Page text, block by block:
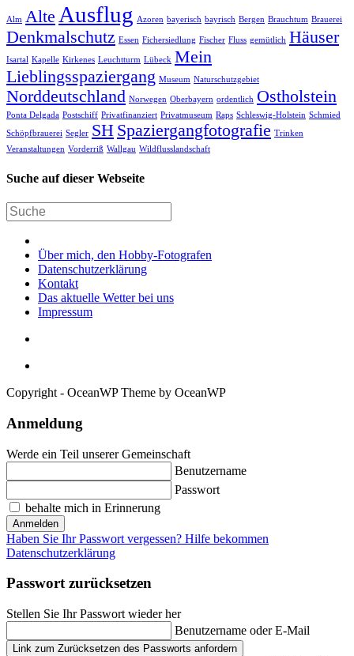
Alm Alte Ausflug Azoren bayerisch bayrisch Bergen Brauchtum Brauerei
Denkmalschutz Essen Fichersiedlung Fischer Fluss gemütlich Häuser
Isartal Kapelle Kirkenes Leuchtturm Lübeck Mein
Lieblingsspaziergang Museum Naturschutzgebiet
Norddeutschland Norwegen Oberbayern ordentlich Ostholstein
Ponta Delgada Postschiff Privatfinanziert Privatmuseum Raps Schleswig-Holstein Schmied
Schöpfbrauerei Segler SH Spaziergangfotografie Trinken
Veranstaltungen Vorderriß Wallgau Wildflusslandschaft
Suche auf dieser Webseite
Über mich, den Hobby-Fotografen
Datenschutzerklärung
Kontakt
Das aktuelle Wetter bei uns
Impressum
Copyright - OceanWP Theme by OceanWP
Anmeldung
Werde ein Teil unserer Gemeinschaft
Benutzername
Passwort
behalte mich in Erinnerung
Anmelden
Haben Sie Ihr Passwort vergessen? Hilfe bekommen
Datenschutzerklärung
Passwort zurücksetzen
Stellen Sie Ihr Passwort wieder her
Benutzername oder E-Mail
Link zum Zurücksetzen des Passworts anfordern